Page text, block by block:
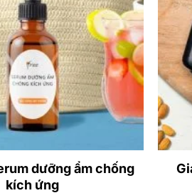
khả năng cấp ẩm, tái tạo vượt
được phục hồi, hàng rào bảo
bên ngoài.
dễ gây kích ứng như paraben,
dưỡng ẩm chống
kích ứng